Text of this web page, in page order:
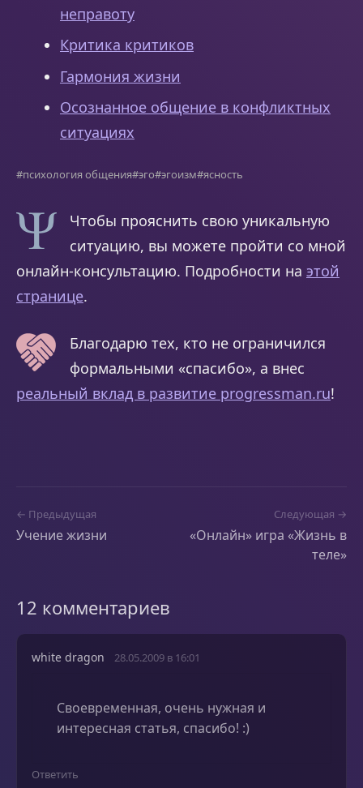
неправоту
Критика критиков
Гармония жизни
Осознанное общение в конфликтных
ситуациях
#психология общения#эго#эгоизм#ясность
Чтобы прояснить свою уникальную
ситуацию, вы можете пройти со мной
онлайн-консультацию. Подробности на этой
странице.
Благодарю тех, кто не ограничился
формальными «спасибо», а внес
реальный вклад в развитие progressman.ru!
← Предыдущая
Учение жизни
Следующая →
«Онлайн» игра «Жизнь в
теле»
12 комментариев
white dragon 28.05.2009 в 16:01
Своевременная, очень нужная и
интересная статья, спасибо! :)
Ответить